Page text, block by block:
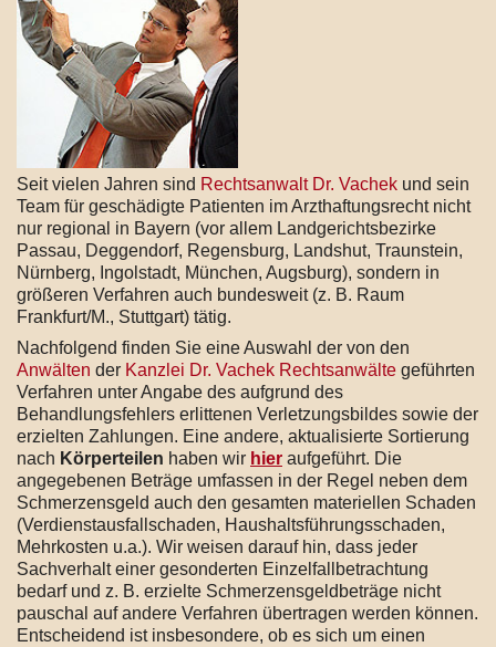
Seit vielen Jahren sind Rechtsanwalt Dr. Vachek und sein
Team für geschädigte Patienten im Arzthaftungsrecht nicht
nur regional in Bayern (vor allem Landgerichtsbezirke
Passau, Deggendorf, Regensburg, Landshut, Traunstein,
Nürnberg, Ingolstadt, München, Augsburg), sondern in
größeren Verfahren auch bundesweit (z. B. Raum
Frankfurt/M., Stuttgart) tätig.
Nachfolgend finden Sie eine Auswahl der von den
Anwälten der Kanzlei Dr. Vachek Rechtsanwälte geführten
Verfahren unter Angabe des aufgrund des
Behandlungsfehlers erlittenen Verletzungsbildes sowie der
erzielten Zahlungen. Eine andere, aktualisierte Sortierung
nach Körperteilen haben wir hier aufgeführt. Die
angegebenen Beträge umfassen in der Regel neben dem
Schmerzensgeld auch den gesamten materiellen Schaden
(Verdienstausfallschaden, Haushaltsführungsschaden,
Mehrkosten u.a.). Wir weisen darauf hin, dass jeder
Sachverhalt einer gesonderten Einzelfallbetrachtung
bedarf und z. B. erzielte Schmerzensgeldbeträge nicht
pauschal auf andere Verfahren übertragen werden können.
Entscheidend ist insbesondere, ob es sich um einen